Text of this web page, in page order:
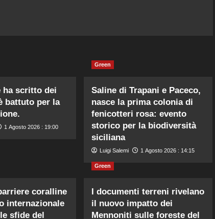
ha scritto dei
battuto per la
1 Agosto 2026 : 19:00
Green
Saline di Trapani e Paceco,
nasce la prima colonia di
fenicotteri rosa: evento
storico per la biodiversità
siciliana
Luigi Salemi 1 Agosto 2026 : 14:15
coralline
internazionale
sfide del
Green
I documenti terreni rivelano
il nuovo impatto dei
Mennoniti sulle foreste del